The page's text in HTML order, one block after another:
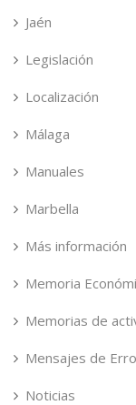
Jaén
Legislación
Localización
Málaga
Manuales
Marbella
Más información
Memoria
Memorias de
Mensajes de
Noticias